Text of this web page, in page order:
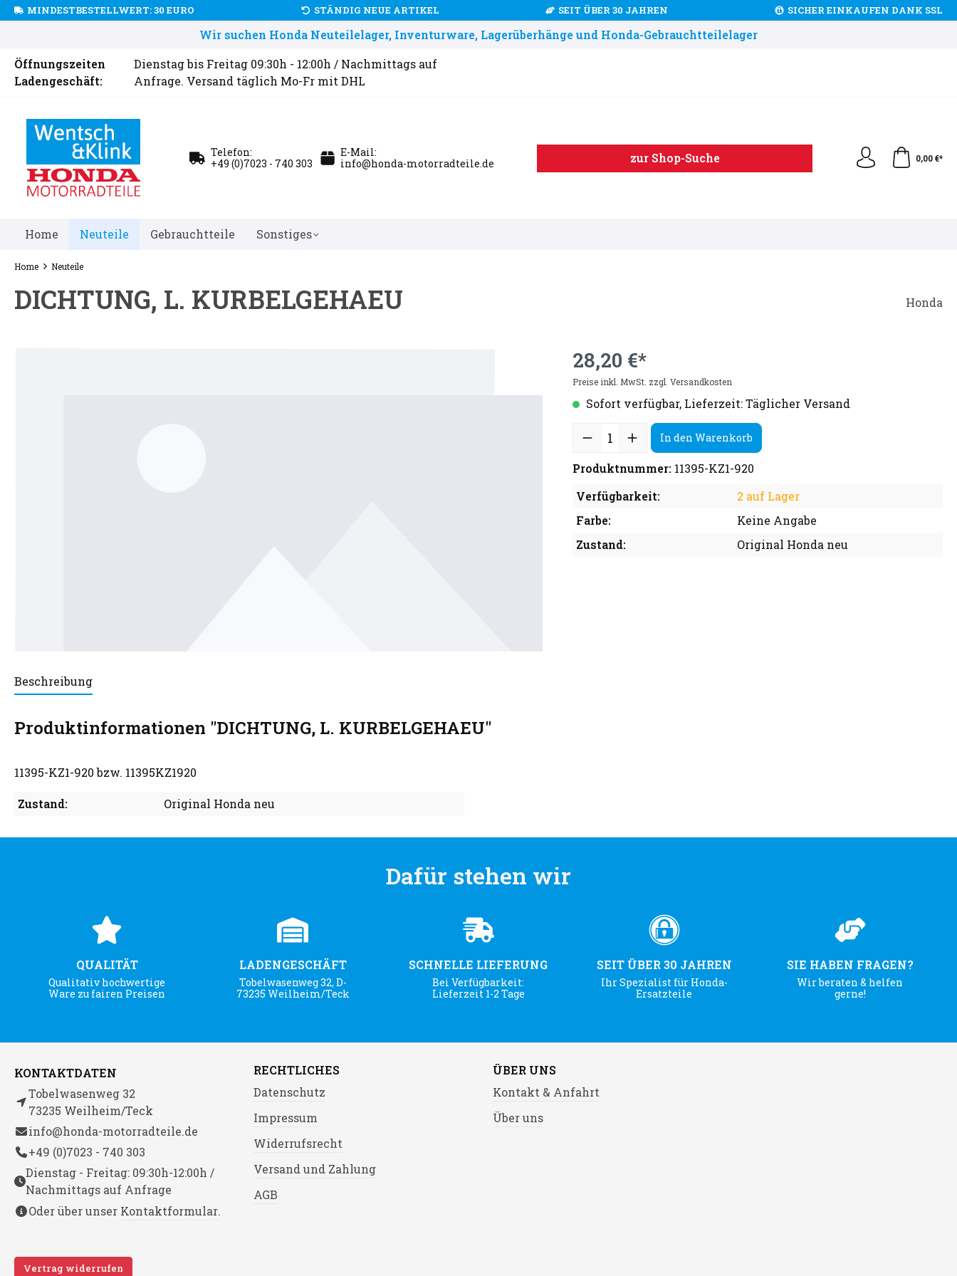
MINDESTBESTELLWERT: 30 EURO STÄNDIG NEUE ARTIKEL SEIT ÜBER 30 JAHREN SICHER EINKAUFEN DANK SSL
Wir suchen Honda Neuteilelager, Inventurware, Lagerüberhänge und Honda-Gebrauchtteilelager
Öffnungszeiten
Ladengeschäft:
Dienstag bis Freitag 09:30h - 12:00h / Nachmittags auf
Anfrage. Versand täglich Mo-Fr mit DHL
Telefon:
+49 (0)7023 - 740 303
E-Mail:
info@honda-motorradteile.de
zur Shop-Suche 0,00 €*
Home Neuteile Gebrauchtteile Sonstiges
Home Neuteile
DICHTUNG, L. KURBELGEHAEU Honda
28,20 €*
Preise inkl. MwSt. zzgl. Versandkosten
Sofort verfügbar, Lieferzeit: Täglicher Versand
In den Warenkorb
Produktnummer: 11395-KZ1-920
Verfügbarkeit:
2 auf Lager
Farbe:
Keine Angabe
Zustand:
Original Honda neu
Beschreibung
Produktinformationen "DICHTUNG, L. KURBELGEHAEU"
11395-KZ1-920 bzw. 11395KZ1920
Zustand: Original Honda neu
Dafür stehen wir
QUALITÄT
Qualitativ hochwertige
Ware zu fairen Preisen
LADENGESCHÄFT
Tobelwasenweg 32, D-
73235 Weilheim/Teck
SCHNELLE LIEFERUNG
Bei Verfügbarkeit:
Lieferzeit 1-2 Tage
SEIT ÜBER 30 JAHREN
Ihr Spezialist für Honda-
Ersatzteile
SIE HABEN FRAGEN?
Wir beraten & helfen
gerne!
KONTAKTDATEN
Tobelwasenweg 32
73235 Weilheim/Teck
info@honda-motorradteile.de
+49 (0)7023 - 740 303
Dienstag - Freitag: 09:30h-12:00h /
Nachmittags auf Anfrage
Oder über unser Kontaktformular.
Vertrag widerrufen
RECHTLICHES
Datenschutz
Impressum
Widerrufsrecht
Versand und Zahlung
AGB
ÜBER UNS
Kontakt & Anfahrt
Über uns